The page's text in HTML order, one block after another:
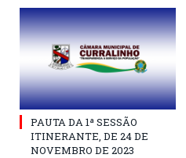
PAUTA DA 1ª SESSÃO
ITINERANTE, DE 24 DE
NOVEMBRO DE 2023